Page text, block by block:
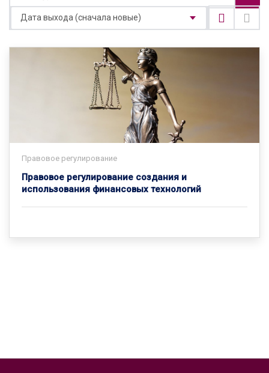
Дата выхода (сначала новые)
Правовое регулирование
Правовое регулирование создания и
использования финансовых технологий